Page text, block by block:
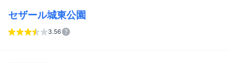
セザール城東公園
3.56